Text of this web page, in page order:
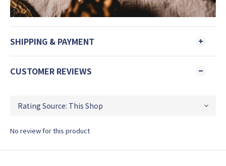
SHIPPING & PAYMENT
CUSTOMER REVIEWS
No review for this product